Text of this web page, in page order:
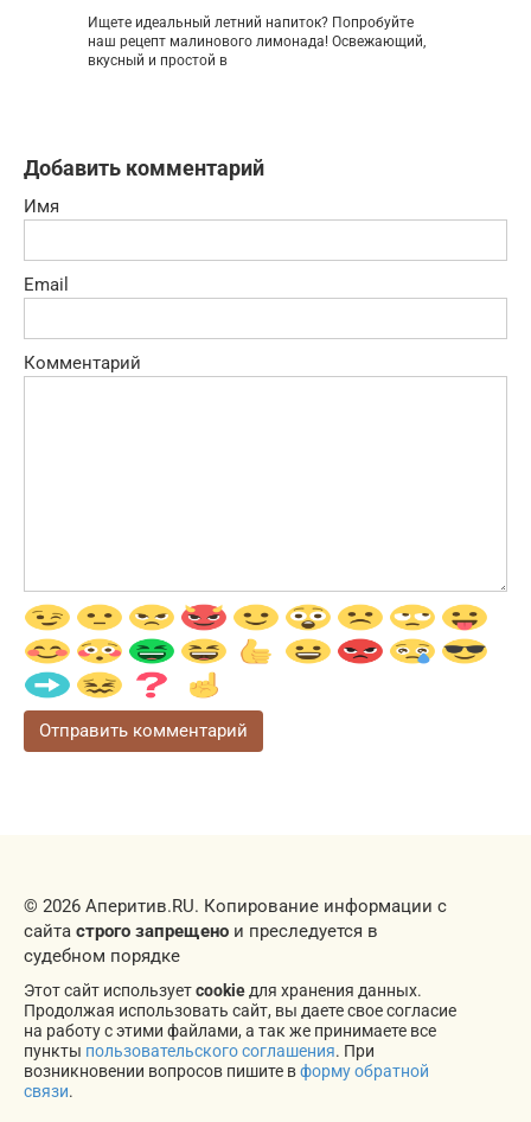
Ищете идеальный летний напиток? Попробуйте
наш рецепт малинового лимонада! Освежающий,
вкусный и простой в
Добавить комментарий
Имя
Email
Комментарий
© 2026 Аперитив.RU. Копирование информации с
сайта строго запрещено и преследуется в
судебном порядке
Этот сайт используетcookie для хранения данных.
Продолжая использовать сайт, вы даете свое согласие
на работу с этими файлами, а так же принимаете все
пункты пользовательского соглашения. При
возникновении вопросов пишите вформу обратной
связи.